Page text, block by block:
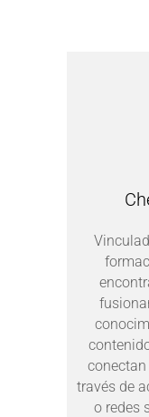
conectan
través de
o redes